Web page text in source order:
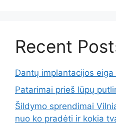
Recent
Dantų implantacijos eiga
Patarimai prieš lūpų
Šildymo sprendimai
nuo ko pradėti ir kokia